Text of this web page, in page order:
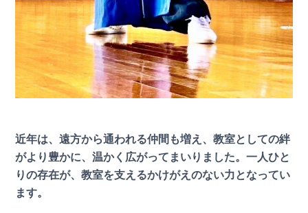
近年は、遠方から通われる仲間も増え、教室としての絆
がより豊かに、温かく広がってまいりました。一人ひと
りの存在が、教室を支えるかけがえのない力となってい
ます。